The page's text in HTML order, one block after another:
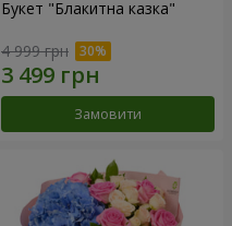
Букет "Блакитна казка"
4 999 грн
Замовити